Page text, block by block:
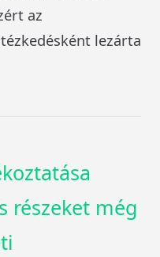
az
lezárta
részeket még